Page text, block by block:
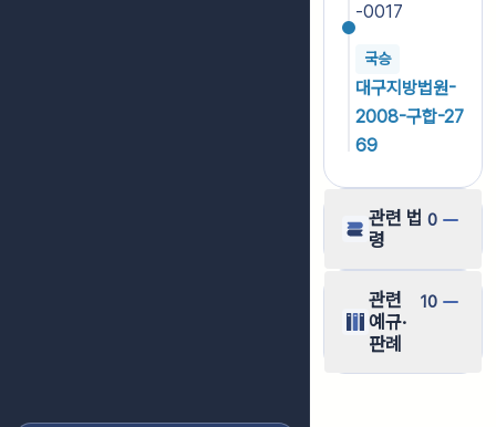
-0017
국승
대구지방법원-
2008-구합-27
69
관련 법
령
0
관련
예규·
판례
10